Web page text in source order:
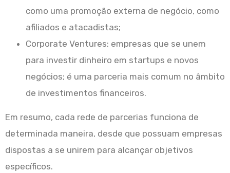
como uma promoção externa de negócio, como
afiliados e atacadistas;
Corporate Ventures: empresas que se unem
para investir dinheiro em startups e novos
negócios; é uma parceria mais comum no âmbito
de investimentos financeiros.
Em resumo, cada rede de parcerias funciona de
determinada maneira, desde que possuam empresas
dispostas a se unirem para alcançar objetivos
específicos.